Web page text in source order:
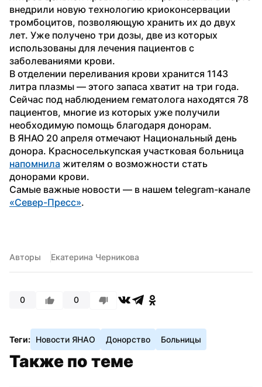
внедрили новую технологию криоконсервации
тромбоцитов, позволяющую хранить их до двух
лет. Уже получено три дозы, две из которых
использованы для лечения пациентов с
заболеваниями крови.
В отделении переливания крови хранится 1143
литра плазмы — этого запаса хватит на три года.
Сейчас под наблюдением гематолога находятся 78
пациентов, многие из которых уже получили
необходимую помощь благодаря донорам.
В ЯНАО 20 апреля отмечают Национальный день
напомнила жителям о возможности стать
донорами крови.
«Север-Пресс».
Авторы Екатерина Черникова
0 0
Теги: Новости ЯНАО Донорство Больницы
Также по теме